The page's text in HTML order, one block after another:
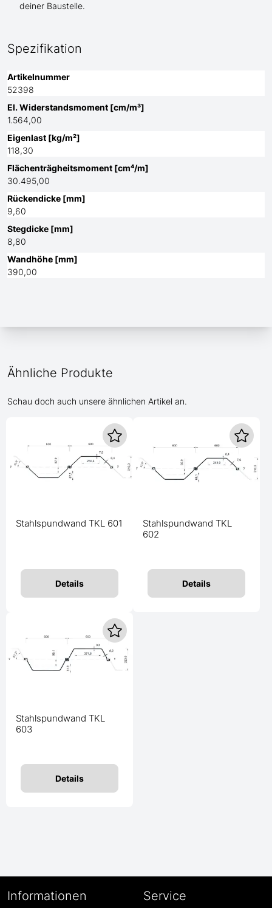
deiner Baustelle.
Spezifikation
Artikelnummer
52398
El. Widerstandsmoment [cm/m³]
1.564,00
Eigenlast [kg/m²]
118,30
Flächenträgheitsmoment [cm⁴/m]
30.495,00
Rückendicke [mm]
9,60
Stegdicke [mm]
8,80
Wandhöhe [mm]
390,00
Ähnliche Produkte
Schau doch auch unsere ähnlichen Artikel an.
Stahlspundwand TKL 601
Details
Stahlspundwand TKL
602
Details
Stahlspundwand TKL
603
Details
Informationen Service